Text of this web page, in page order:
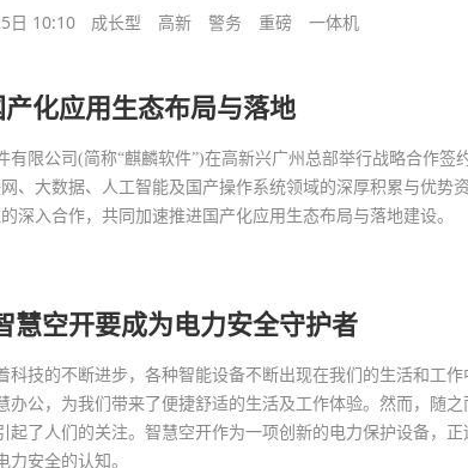
日 10:10 成长型 高新 警务 重磅 一体机
化应用生态布局与落地
限公司(简称“麒麟软件”)在高新兴广州总部举行战略合作签
、大数据、人工智能及国产操作系统领域的深厚积累与优势
深入合作，共同加速推进国产化应用生态布局与落地建设。
慧空开要成为电力安全守护者
科技的不断进步，各种智能设备不断出现在我们的生活和工作
办公，为我们带来了便捷舒适的生活及工作体验。然而，随之
起了人们的关注。智慧空开作为一项创新的电力保护设备，正
力安全的认知。